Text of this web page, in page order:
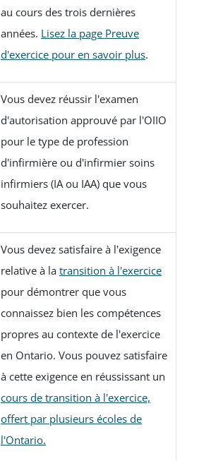
au cours des trois dernières
années. Lisez la page Preuve
d'exercice pour en savoir plus.
Vous devez réussir l'examen
d'autorisation approuvé par l'OIIO
pour le type de profession
d'infirmière ou d'infirmier soins
infirmiers (IA ou IAA) que vous
souhaitez exercer.
Vous devez satisfaire à l'exigence
relative à la transition à l'exercice
pour démontrer que vous
connaissez bien les compétences
propres au contexte de l'exercice
en Ontario. Vous pouvez satisfaire
à cette exigence en réussissant un
cours de transition à l'exercice,
offert par plusieurs écoles de
l'Ontario.